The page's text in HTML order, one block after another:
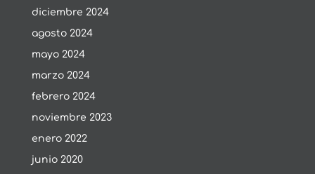
diciembre 2024
agosto 2024
mayo 2024
marzo 2024
febrero 2024
noviembre 2023
enero 2022
junio 2020